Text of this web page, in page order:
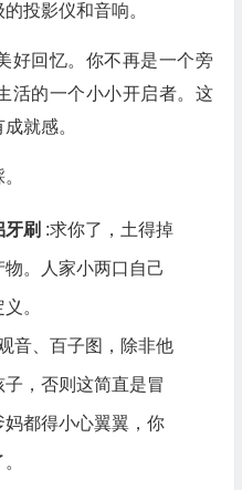
投影仪和音响。
好回忆。你不再是一个旁
活的一个小小开启者。这
就感。
刷 :求你了，土得掉
。人家小两口自己
。
音、百子图，除非他
，否则这简直是冒
都得小心翼翼，你